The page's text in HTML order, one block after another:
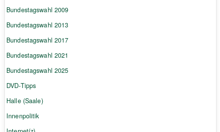
Bundestagswahl 2009
Bundestagswahl 2013
Bundestagswahl 2017
Bundestagswahl 2021
Bundestagswahl 2025
DVD-Tipps
Halle (Saale)
Innenpolitik